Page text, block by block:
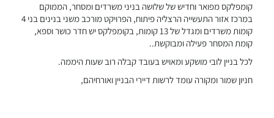
קומפלקס מפואר וחדיש של שלושה בניני משרדים ומסחר, הממוקם
במרכז אזור התעשייה הרצליה פיתוח, הפרויקט מורכב משני בנינים בני 4
קומות משרדים ומגדל של 13 קומות, בקומפלקס יש חדר כושר וספא,
קומת המסחר פעילה ומבוקשת..
לכל בניין לובי מושקע ומאויש בעובד קבלה רוב שעות היממה.
חניון שמור ומקורה עומד לרשות דיירי הבניין ואורחיהם,